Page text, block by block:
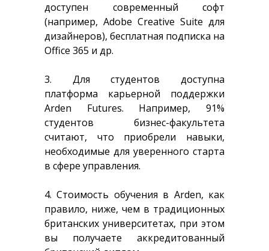
доступен современный софт
(например, Adobe Creative Suite для
дизайнеров), бесплатная подписка на
Office 365 и др.
3. Для студентов доступна
платформа карьерной поддержки
Arden Futures. Например, 91%
студентов бизнес-факультета
считают, что приобрели навыки,
необходимые для уверенного старта
в сфере управления.
4. Стоимость обучения в Arden, как
правило, ниже, чем в традиционных
британских университетах, при этом
вы получаете аккредитованный